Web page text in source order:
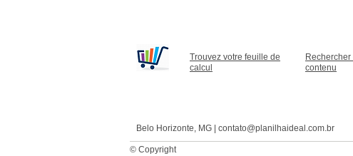
Trouvez votre feuille de
calcul
Rechercher
contenu
Belo Horizonte, MG | contato@planilhaideal.com.br
© Copyright